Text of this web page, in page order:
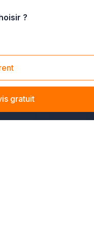
?
gratuit
cœur de votre
autour de vous